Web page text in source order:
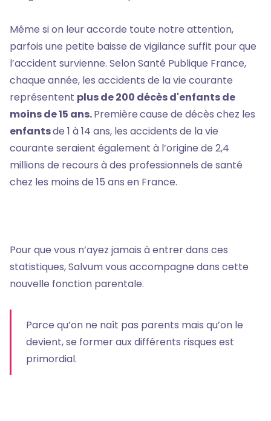
Même si on leur accorde toute notre attention,
parfois une petite baisse de vigilance suffit pour que
l’accident survienne. Selon Santé Publique France,
chaque année, les accidents de la vie courante
représentent plus de 200 décès d'enfants de
moins de 15 ans.Premièrecause de décès chez les
enfantsde 1 à 14 ans, les accidents de la vie
courante seraient également à l’origine de 2,4
millions de recours à des professionnels de santé
chez les moins de 15 ans en France.
Pour que vous n’ayez jamais à entrer dans ces
statistiques, Salvum vous accompagne dans cette
nouvelle fonction parentale.
Parce qu’on ne naît pas parents mais qu’on le
devient, se former aux différents risques est
primordial.